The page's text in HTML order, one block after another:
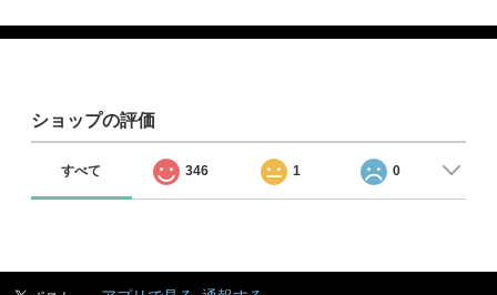
ショップの評価
すべて 346 1 0